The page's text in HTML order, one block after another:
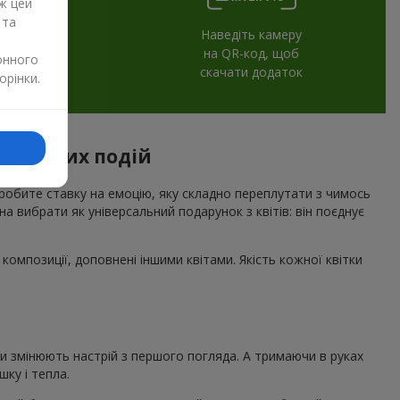
Наведіть камеру
на QR-код, щоб
скачати додаток
подій
ставку на емоцію, яку складно переплутати з чимось
як універсальний подарунок з квітів: він поєднує
доповнені іншими квітами. Якість кожної квітки
змінюють настрій з першого погляда. А тримаючи в руках
і тепла.